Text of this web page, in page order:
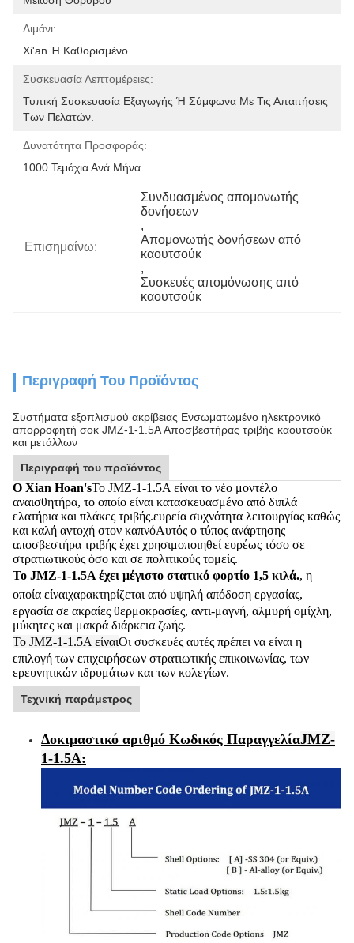
Λιμάνι:
Xi'an Ή Καθορισμένο
Συσκευασία Λεπτομέρειες:
Τυπική Συσκευασία Εξαγωγής Ή Σύμφωνα Με Τις Απαιτήσεις
Των Πελατών.
Δυνατότητα Προσφοράς:
1000 Τεμάχια Ανά Μήνα
Επισημαίνω:
Συνδυασμένος απομονωτής
δονήσεων
,
Απομονωτής δονήσεων από
καουτσούκ
,
Συσκευές απομόνωσης από
καουτσούκ
Περιγραφή Του Προϊόντος
Συστήματα εξοπλισμού ακρίβειας Ενσωματωμένο ηλεκτρονικό
απορροφητή σοκ JMZ-1-1.5A Αποσβεστήρας τριβής καουτσούκ
και μετάλλων
Περιγραφή του προϊόντος
Ο Xian Hoan'sΤο JMZ-1-1.5A είναι το νέο μοντέλο
αναισθητήρα, το οποίο είναι κατασκευασμένο από διπλά
ελατήρια και πλάκες τριβής.ευρεία συχνότητα λειτουργίας καθώς
και καλή αντοχή στον καπνόΑυτός ο τύπος ανάρτησης
αποσβεστήρα τριβής έχει χρησιμοποιηθεί ευρέως τόσο σε
στρατιωτικούς όσο και σε πολιτικούς τομείς.
Το JMZ-1-1.5A έχει μέγιστο στατικό φορτίο 1,5 κιλά., η
οποία είναιχαρακτηρίζεται από υψηλή απόδοση εργασίας,
εργασία σε ακραίες θερμοκρασίες, αντι-μαγνή, αλμυρή ομίχλη,
μύκητες και μακρά διάρκεια ζωής.
Το JMZ-1-1.5A είναιΟι συσκευές αυτές πρέπει να είναι η
επιλογή των επιχειρήσεων στρατιωτικής επικοινωνίας, των
ερευνητικών ιδρυμάτων και των κολεγίων.
Τεχνική παράμετρος
Δοκιμαστικό αριθμό Κωδικός ΠαραγγελίαJMZ-
1-1.5A: